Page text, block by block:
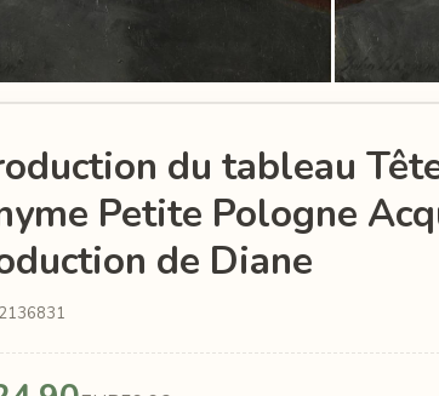
du tableau
Petite Pologne
de Diane